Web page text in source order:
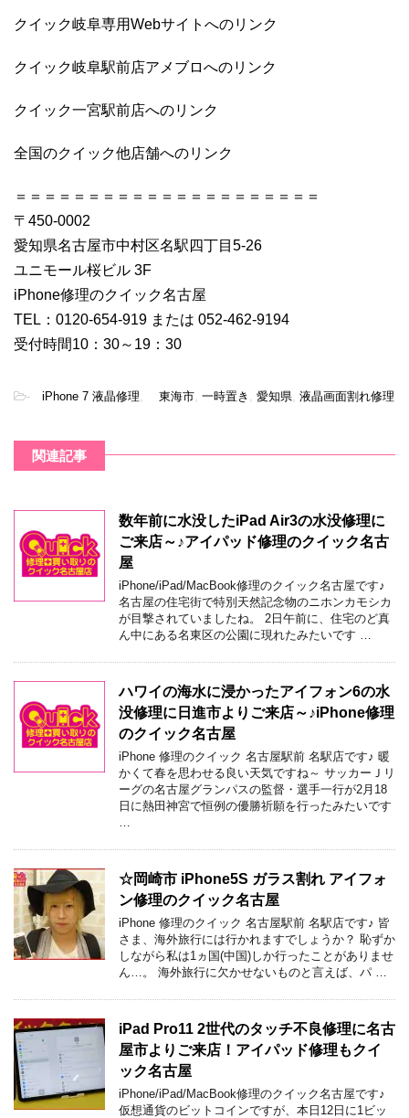
クイック岐阜専用Webサイトへのリンク
クイック岐阜駅前店アメブロへのリンク
クイック一宮駅前店へのリンク
全国のクイック他店舗へのリンク
＝＝＝＝＝＝＝＝＝＝＝＝＝＝＝＝＝＝＝＝＝
〒450-0002
愛知県名古屋市中村区名駅四丁目5-26
ユニモール桜ビル 3F
iPhone修理のクイック名古屋
TEL：0120-654-919 または 052-462-9194
受付時間10：30～19：30
- iPhone 7 液晶修理 東海市 一時置き 愛知県 液晶画面割れ修理
関連記事
数年前に水没したiPad Air3の水没修理に
ご来店～♪アイパッド修理のクイック名古
屋
iPhone/iPad/MacBook修理のクイック名古屋です♪
名古屋の住宅街で特別天然記念物のニホンカモシカ
が目撃されていましたね。 2日午前に、住宅のど真
ん中にある名東区の公園に現れたみたいです …
ハワイの海水に浸かったアイフォン6の水
没修理に日進市よりご来店～♪iPhone修理
のクイック名古屋
iPhone 修理のクイック 名古屋駅前 名駅店です♪ 暖
かくて春を思わせる良い天気ですね～ サッカーＪリ
ーグの名古屋グランパスの監督・選手一行が2月18
日に熱田神宮で恒例の優勝祈願を行ったみたいです
☆岡崎市 iPhone5S ガラス割れ アイフォ
ン修理のクイック名古屋
iPhone 修理のクイック 名古屋駅前 名駅店です♪ 皆
さま、海外旅行には行かれますでしょうか？ 恥ずか
しながら私は1ヵ国(中国)しか行ったことがありませ
ん…。 海外旅行に欠かせないものと言えば、パ …
iPad Pro11 2世代のタッチ不良修理に名古
屋市よりご来店！アイパッド修理もクイ
ック名古屋
iPhone/iPad/MacBook修理のクイック名古屋です♪
仮想通貨のビットコインですが、本日12日に1ビッ